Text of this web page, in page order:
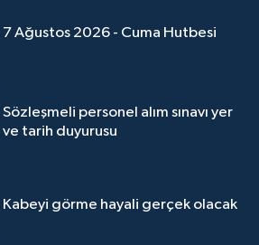
7 Ağustos 2026 - Cuma Hutbesi
Sözleşmeli personel alım sınavı yer
ve tarih duyurusu
Kabeyi görme hayali gerçek olacak